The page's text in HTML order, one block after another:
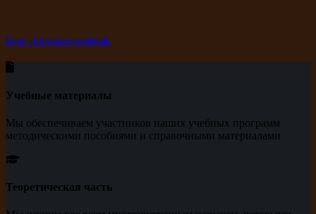
Курс «Сомелье-weekend»
Учебные материалы
Мы обеспечиваем участников наших учебных программ
методическими пособиями и справочными материалами
Теоретическая часть